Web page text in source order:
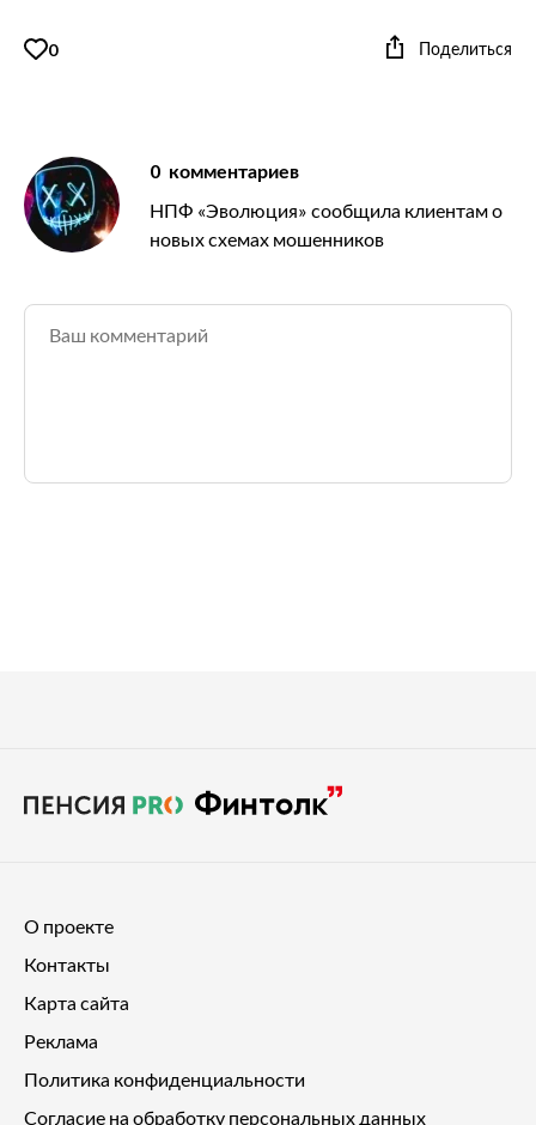
0 Поделиться
0 комментариев
НПФ «Эволюция» сообщила клиентам о
новых схемах мошенников
О проекте
Контакты
Карта сайта
Реклама
Политика конфиденциальности
Согласие на обработку персональных данных